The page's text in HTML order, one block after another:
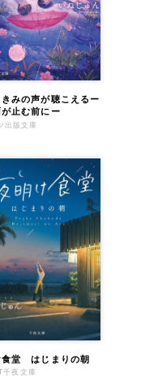
みの声が聴こえるー
止む前にー
出版文庫
食堂 はじまりの朝
千夜文庫